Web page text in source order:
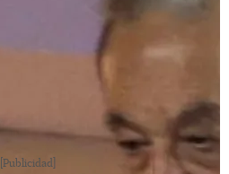
[Publicidad]